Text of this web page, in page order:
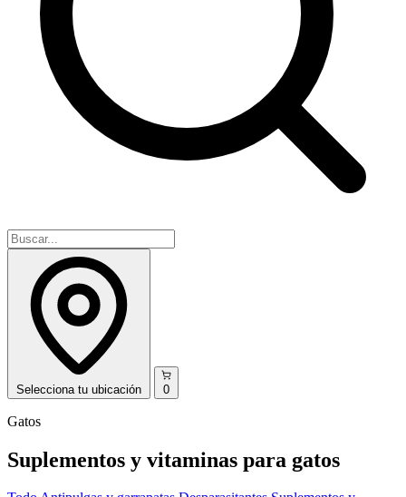
Selecciona tu ubicación 0
Gatos
Suplementos y vitaminas para gatos